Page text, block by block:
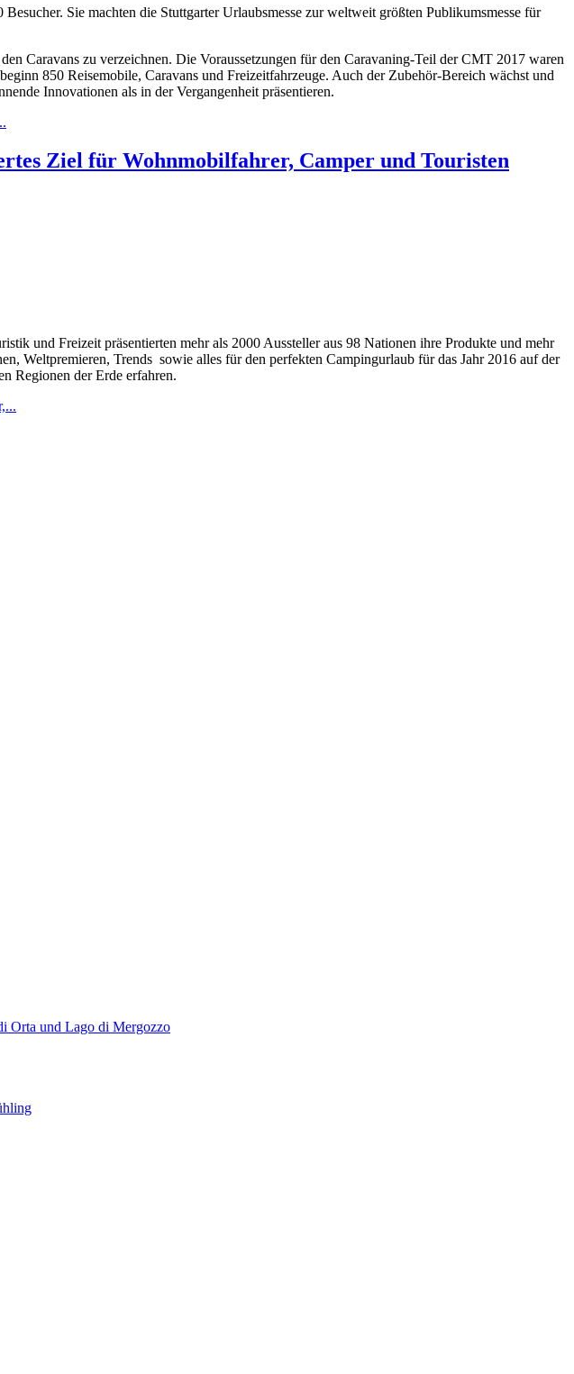
Sie machten die Stuttgarter Urlaubsmesse zur weltweit größten Publikumsmesse für
Caravans zu verzeichnen. Die Voraussetzungen für den Caravaning-Teil der CMT 2017 waren
850 Reisemobile, Caravans und Freizeitfahrzeuge. Auch der Zubehör-Bereich wächst und
Innovationen als in der Vergangenheit präsentieren.
Ziel für Wohnmobilfahrer, Camper und Touristen
und Freizeit präsentierten mehr als 2000 Aussteller aus 98 Nationen ihre Produkte und mehr
Weltpremieren, Trends sowie alles für den perfekten Campingurlaub für das Jahr 2016 auf der
Regionen der Erde erfahren.
Orta und Lago di Mergozzo